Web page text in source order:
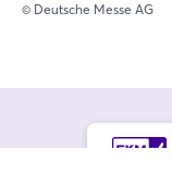
© Deutsche Messe AG